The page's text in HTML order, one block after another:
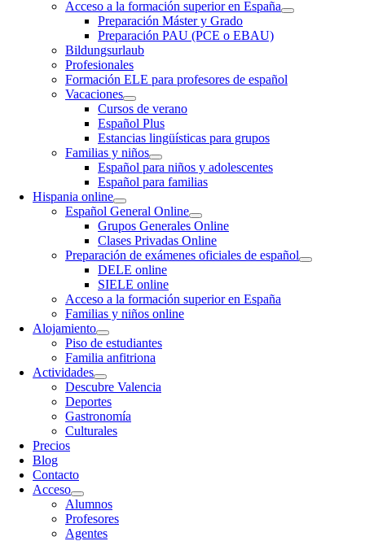
Acceso a la formación superior en España
Preparación Máster y Grado
Preparación PAU (PCE o EBAU)
Bildungsurlaub
Profesionales
Formación ELE para profesores de español
Vacaciones
Cursos de verano
Español Plus
Estancias lingüísticas para grupos
Familias y niños
Español para niños y adolescentes
Español para familias
Hispania online
Español General Online
Grupos Generales Online
Clases Privadas Online
Preparación de exámenes oficiales de español
DELE online
SIELE online
Acceso a la formación superior en España
Familias y niños online
Alojamiento
Piso de estudiantes
Familia anfitriona
Actividades
Descubre Valencia
Deportes
Gastronomía
Culturales
Precios
Blog
Contacto
Acceso
Alumnos
Profesores
Agentes